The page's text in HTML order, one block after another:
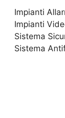
Impianti
Impianti
Sistema
Sistema